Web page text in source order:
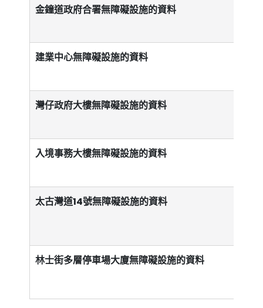
金鐘道政府合署無障礙設施的資料
建業中心無障礙設施的資料
灣仔政府大樓無障礙設施的資料
入境事務大樓無障礙設施的資料
太古灣道14號無障礙設施的資料
林士街多層停車場大廈無障礙設施的資料